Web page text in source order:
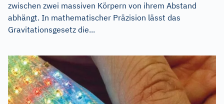
zwischen zwei massiven Körpern von ihrem Abstand
abhängt. In mathematischer Präzision lässt das
Gravitationsgesetz die...